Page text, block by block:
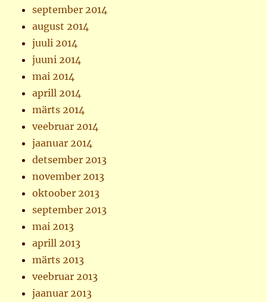
september 2014
august 2014
juuli 2014
juuni 2014
mai 2014
aprill 2014
märts 2014
veebruar 2014
jaanuar 2014
detsember 2013
november 2013
oktoober 2013
september 2013
mai 2013
aprill 2013
märts 2013
veebruar 2013
jaanuar 2013